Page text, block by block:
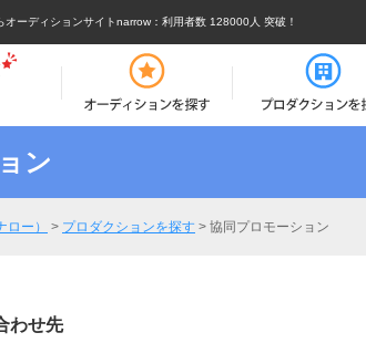
オーディションサイトnarrow ：利用者数 128000人 突破！
ン
ー） > プロダクションを探す > 協同プロモーション
わせ先